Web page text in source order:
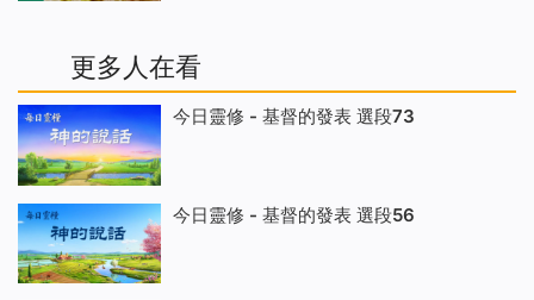
更多人在看
今日靈修 - 基督的發表 選段73
今日靈修 - 基督的發表 選段56